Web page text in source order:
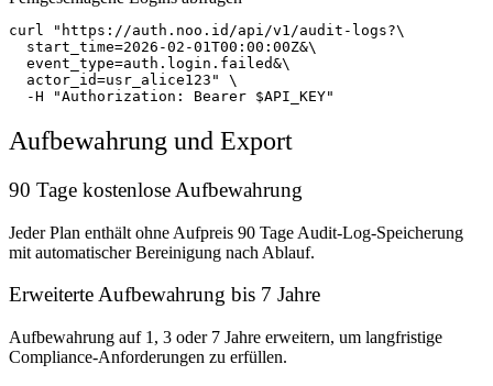
curl "https://auth.noo.id/api/v1/audit-logs?\
  start_time=2026-02-01T00:00:00Z&\
  event_type=auth.login.failed&\
  actor_id=usr_alice123" \
Aufbewahrung und Export
90 Tage kostenlose Aufbewahrung
Jeder Plan enthält ohne Aufpreis 90 Tage Audit-Log-Speicherung
mit automatischer Bereinigung nach Ablauf.
Erweiterte Aufbewahrung bis 7 Jahre
Aufbewahrung auf 1, 3 oder 7 Jahre erweitern, um langfristige
Compliance-Anforderungen zu erfüllen.